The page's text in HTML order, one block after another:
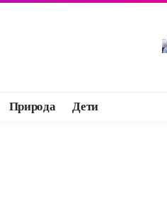
Природа Дети